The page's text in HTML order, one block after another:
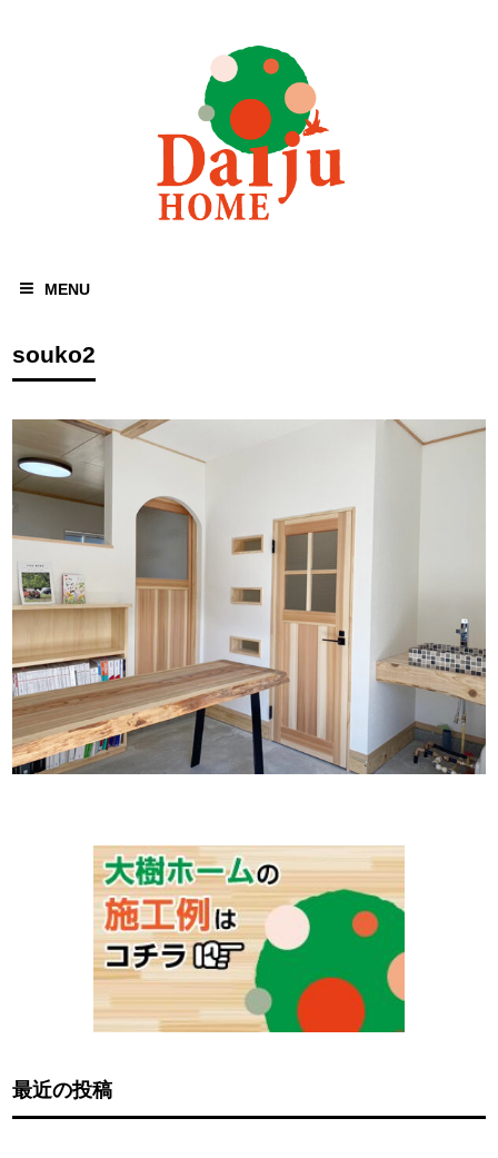
MENU
souko2
最近の投稿